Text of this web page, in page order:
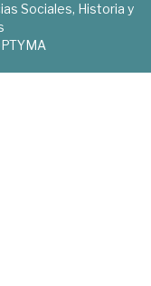
Sociales, Historia y